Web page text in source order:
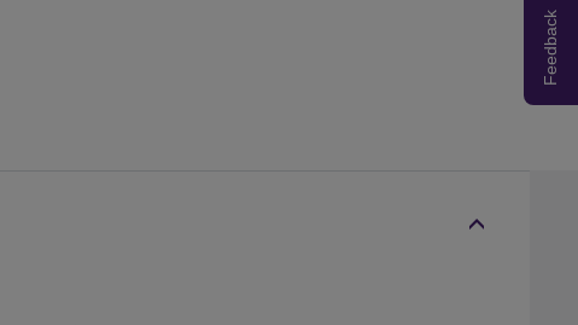
Feedback